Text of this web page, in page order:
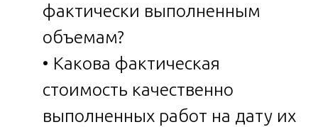
фактически выполненным
объемам?
• Какова фактическая
стоимость качественно
выполненных работ на дату их